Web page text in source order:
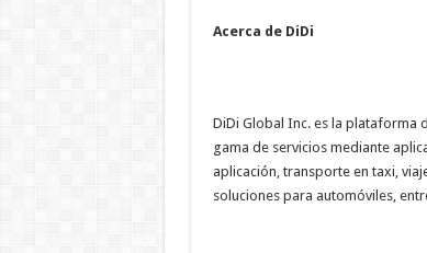
Acerca de DiDi
DiDi Global Inc. es la plataforma
gama de servicios mediante
aplicación, transporte en taxi,
soluciones para automóviles,